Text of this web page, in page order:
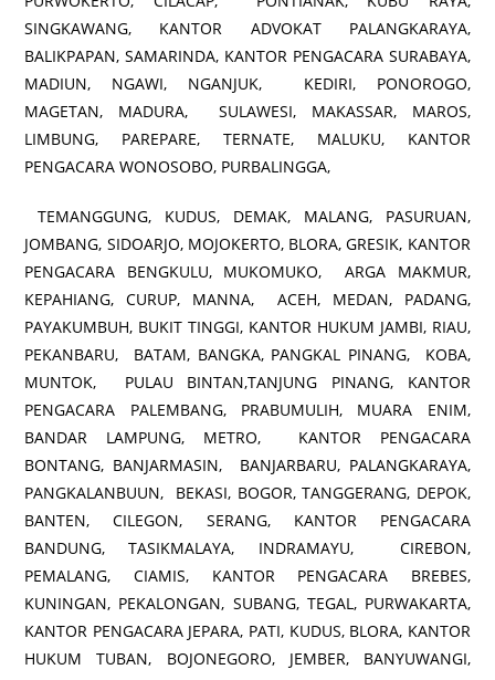
SINGKAWANG, KANTOR ADVOKAT PALANGKARAYA,
BALIKPAPAN, SAMARINDA, KANTOR PENGACARA SURABAYA,
MADIUN, NGAWI, NGANJUK, KEDIRI, PONOROGO,
MAGETAN, MADURA, SULAWESI, MAKASSAR, MAROS,
LIMBUNG, PAREPARE, TERNATE, MALUKU, KANTOR
PENGACARA WONOSOBO, PURBALINGGA,
TEMANGGUNG, KUDUS, DEMAK, MALANG, PASURUAN,
JOMBANG, SIDOARJO, MOJOKERTO, BLORA, GRESIK, KANTOR
PENGACARA BENGKULU, MUKOMUKO, ARGA MAKMUR,
KEPAHIANG, CURUP, MANNA, ACEH, MEDAN, PADANG,
PAYAKUMBUH, BUKIT TINGGI, KANTOR HUKUM JAMBI, RIAU,
PEKANBARU, BATAM, BANGKA, PANGKAL PINANG, KOBA,
MUNTOK, PULAU BINTAN,TANJUNG PINANG, KANTOR
PENGACARA PALEMBANG, PRABUMULIH, MUARA ENIM,
BANDAR LAMPUNG, METRO, KANTOR PENGACARA
BONTANG, BANJARMASIN, BANJARBARU, PALANGKARAYA,
PANGKALANBUUN, BEKASI, BOGOR, TANGGERANG, DEPOK,
BANTEN, CILEGON, SERANG, KANTOR PENGACARA
BANDUNG, TASIKMALAYA, INDRAMAYU, CIREBON,
PEMALANG, CIAMIS, KANTOR PENGACARA BREBES,
KUNINGAN, PEKALONGAN, SUBANG, TEGAL, PURWAKARTA,
KANTOR PENGACARA JEPARA, PATI, KUDUS, BLORA, KANTOR
HUKUM TUBAN, BOJONEGORO, JEMBER, BANYUWANGI,